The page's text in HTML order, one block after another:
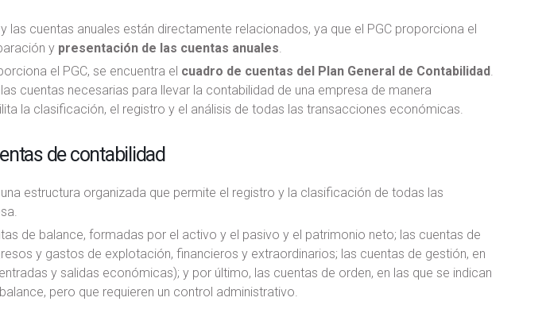
las cuentas anuales están directamente relacionados, ya que el PGC proporciona el
y presentación de las cuentas anuales
el PGC, se encuentra el cuadro de cuentas del Plan General de Contabilidad.
cuentas necesarias para llevar la contabilidad de una empresa de manera
la clasificación, el registro y el análisis de todas las transacciones económicas.
de contabilidad
estructura organizada que permite el registro y la clasificación de todas las
de balance, formadas por el activo y el pasivo y el patrimonio neto; las cuentas de
y gastos de explotación, financieros y extraordinarios; las cuentas de gestión, en
y salidas económicas); y por último, las cuentas de orden, en las que se indican
pero que requieren un control administrativo.